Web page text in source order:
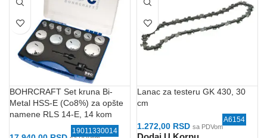
BOHRCRAFT Set kruna Bi-
Metal HSS-E (Co8%) za opšte
namene RLS 14-E, 14 kom
19011330014
Lanac za testeru GK 430, 30
cm
1.272,00 RSD sa PDVom
A6154